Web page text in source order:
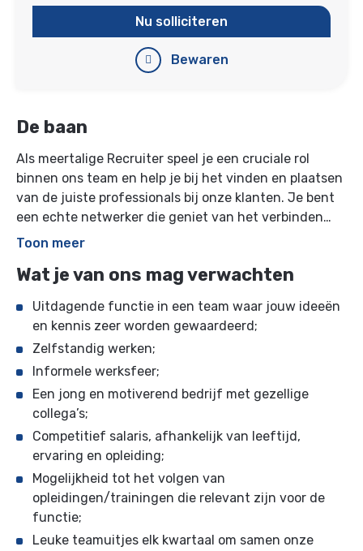
Nu solliciteren
Bewaren
De baan
Als meertalige Recruiter speel je een cruciale rol
binnen ons team en help je bij het vinden en plaatsen
van de juiste professionals bij onze klanten. Je bent
een echte netwerker die geniet van het verbinden
met internationale medewerkers en hebt oog voor de
Toon meer
Wat je van ons mag verwachten
Uitdagende functie in een team waar jouw ideeën
en kennis zeer worden gewaardeerd;
Zelfstandig werken;
Informele werksfeer;
Een jong en motiverend bedrijf met gezellige
collega’s;
Competitief salaris, afhankelijk van leeftijd,
ervaring en opleiding;
Mogelijkheid tot het volgen van
opleidingen/trainingen die relevant zijn voor de
functie;
Leuke teamuitjes elk kwartaal om samen onze